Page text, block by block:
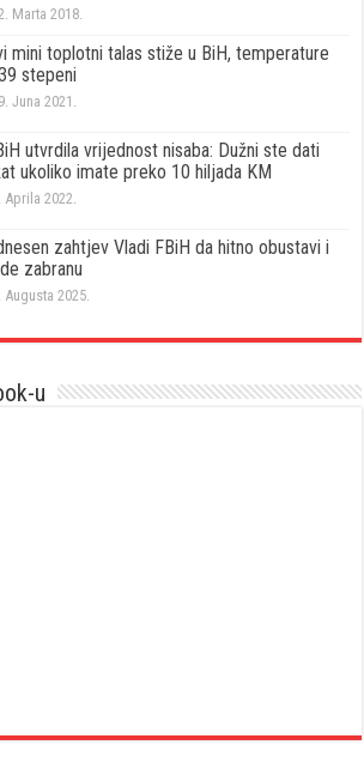
Marta 2018.
mini toplotni talas stiže u BiH, temperature
stepeni
Juna 2021.
utvrdila vrijednost nisaba: Dužni ste dati
ukoliko imate preko 10 hiljada KM
Aprila 2022.
zahtjev Vladi FBiH da hitno obustavi i
zabranu
Augusta 2025.
u